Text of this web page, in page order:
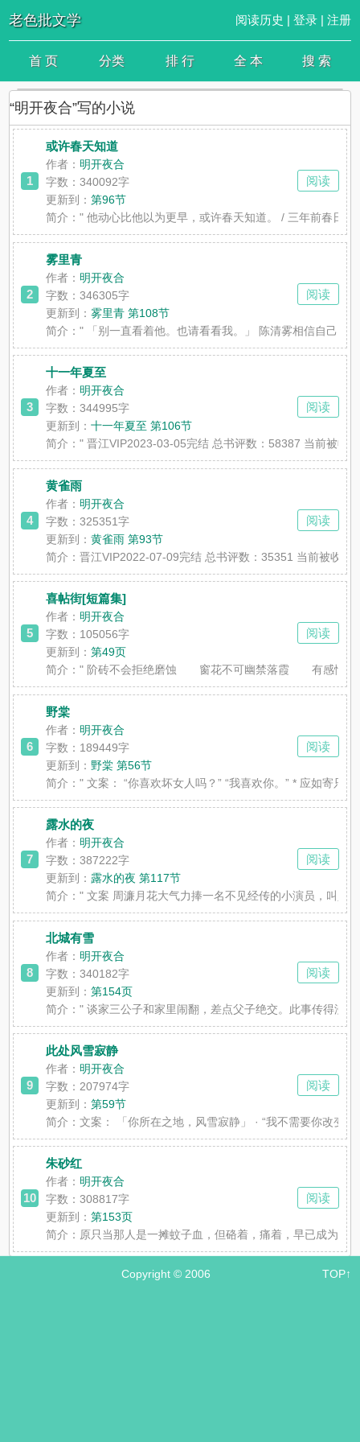
老色批文学 阅读历史 | 登录| 注册
首 页 分类 排 行 全 本 搜 索
“明开夜合”写的小说
1
或许春天知道
作者： 明开夜合
字数：340092字
更新到：第96节
简介：" 他动心比他以为更早，或许春天知道。 / 三年前春日
阅读
2
雾里青
作者： 明开夜合
字数：346305字
更新到：雾里青 第108节
简介：" 「别一直看着他。也请看看我。」 陈清雾相信自己
阅读
3
十一年夏至
作者： 明开夜合
字数：344995字
更新到：十一年夏至 第106节
简介：" 晋江VIP2023-03-05完结 总书评数：58387 当前被收
阅读
4
黄雀雨
作者： 明开夜合
字数：325351字
更新到：黄雀雨 第93节
简介：晋江VIP2022-07-09完结 总书评数：35351 当前被收藏
阅读
5
喜帖街[短篇集]
作者： 明开夜合
字数：105056字
更新到：第49页
简介：" 阶砖不会拒绝磨蚀 窗花不可幽禁落霞 有感情就
阅读
6
野棠
作者： 明开夜合
字数：189449字
更新到： 野棠 第56节
简介：" 文案： “你喜欢坏女人吗？” “我喜欢你。” * 应如寄
阅读
7
露水的夜
作者： 明开夜合
字数：387222字
更新到： 露水的夜 第117节
简介：" 文案 周濂月花大气力捧一名不见经传的小演员，叫人
阅读
8
北城有雪
作者： 明开夜合
字数：340182字
更新到：第154页
简介：" 谈家三公子和家里闹翻，差点父子绝交。此事传得
阅读
9
此处风雪寂静
作者： 明开夜合
字数：207974字
更新到：第59节
简介：文案： 「你所在之地，风雪寂静」 · “我不需要你改变
阅读
10
朱砂红
作者： 明开夜合
字数：308817字
更新到：第153页
简介： 原只当那人是一摊蚊子血，但硌着，痛着，早已成为心
阅读
Copyright © 2006 TOP↑